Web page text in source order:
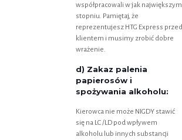
współpracowali w jak największym
stopniu. Pamiętaj, że
reprezentujesz HTG Express przed
klientem i musimy zrobić dobre
wrażenie.
d) Zakaz palenia
papierosów i
spożywania alkoholu:
Kierowca nie może NIGDY stawić
się na LC /LD pod wpływem
alkoholu lub innych substancji